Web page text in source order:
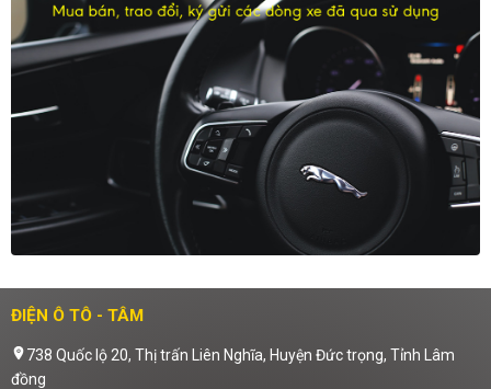
ĐIỆN Ô TÔ - TÂM
738 Quốc lộ 20, Thị trấn Liên Nghĩa, Huyện Đức trọng, Tỉnh Lâm
đồng